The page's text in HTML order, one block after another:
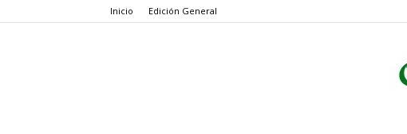
Inicio Edición General